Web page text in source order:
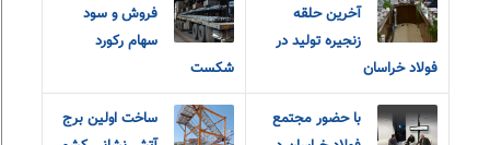
آخرین حلقه
زنجیره تولید در
فولاد خراسان
فروش و سود
سهام رکورد
شکست
با حضور مجتمع
ساخت اولین برج